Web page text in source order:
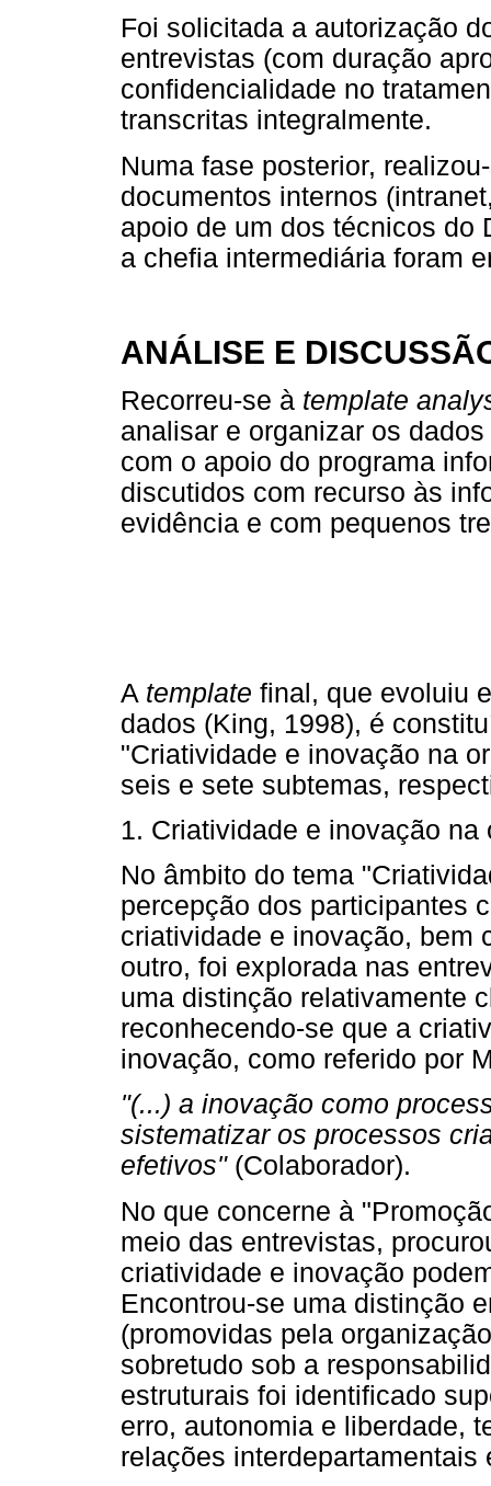
Foi solicitada a autorização
entrevistas (com duração
confidencialidade no
transcritas integralmente.
Numa fase posterior,
documentos internos
apoio de um dos técnicos do
a chefia intermediária foram
ANÁLISE E
Recorreu-se à template
analisar e organizar os
com o apoio do programa
discutidos com recurso às
evidência e com pequenos
A template final, que evoluiu
dados (King, 1998), é
"Criatividade e inovação na
seis e sete subtemas,
1. Criatividade e inovação na
No âmbito do tema
percepção dos participantes
criatividade e inovação, bem
outro, foi explorada nas
uma distinção relativamente
reconhecendo-se que a
inovação, como referido por
"(...) a inovação como
sistematizar os processos
efetivos" (Colaborador).
No que concerne à
meio das entrevistas,
criatividade e inovação
Encontrou-se uma distinção
(promovidas pela
sobretudo sob a
estruturais foi identificado
erro, autonomia e liberdade,
relações